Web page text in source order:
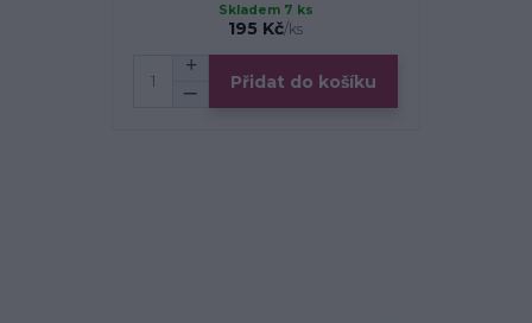
195 Kč/ks
Skladem 7 ks
Přidat do košíku